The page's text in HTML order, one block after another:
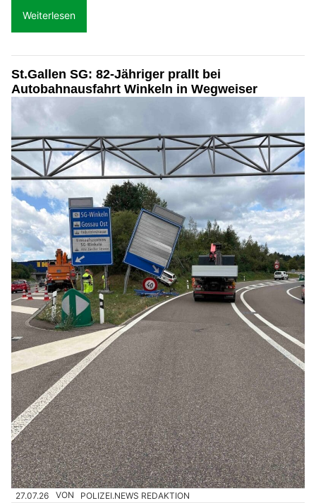
Weiterlesen
St.Gallen SG: 82-Jähriger prallt bei
Autobahnausfahrt Winkeln in Wegweiser
27.07.26 VON POLIZEI.NEWS REDAKTION